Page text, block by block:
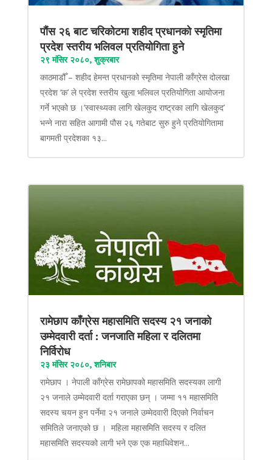
पौंस २६ बाट चरिकोटमा शहीद प्रधानको स्मृतिमा
प्रदेश स्तरीय भलिवल प्रतियोगिता हुने
२९ मंसिर २०८०, शुक्रबार
काठमाडौँ – शहीद हेमन्त प्रधानको स्मृतिमा नेपाली काँग्रेस दोलखा
प्रदेश ‘क’ ले प्रदेश स्तरीय खुला भलिवल प्रतियोगिता आयोजना
गर्ने भएको छ ।‘स्वास्थ्यका लागि खेलकुद राष्ट्रका लागि खेलकुद’
भन्ने नारा सहित आगामी पौस २६ गतेबाट सुरु हुने प्रतियोगितामा
बागमती प्रदेशका १३...
रामेछाप काँग्रेस महासमिति सदस्य २१ जनाको
उम्मेदवारी दर्ता : जनजाति महिला र दलितमा
निर्विरोध
२३ मंसिर २०८०, शनिबार
रामेछाप । नेपाली काँग्रेस रामेछापको महासमिति सदस्यका लागी
२१ जनाले उम्मेदवारी दर्ता गराएका छन् । जम्मा ११ महासमिति
सदस्य चयन हुन पर्नेमा २१ जनाले उम्मेदवारी दिएको निर्वाचन
समितिले जनाएको छ । महिला महासमिति सदस्य र दलित
महासमिति सदस्यको लागी भने एक एक महाधिवेशन...